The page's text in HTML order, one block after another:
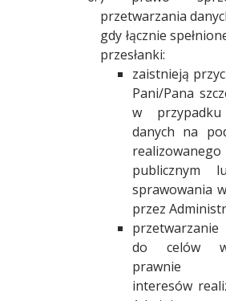
przetwarzania
gdy łącznie
przesłanki:
zaistnieją
Pani/Pana
w przypadku
danych na
publicznym
sprawowania
przez
do celów
prawnie
interesów